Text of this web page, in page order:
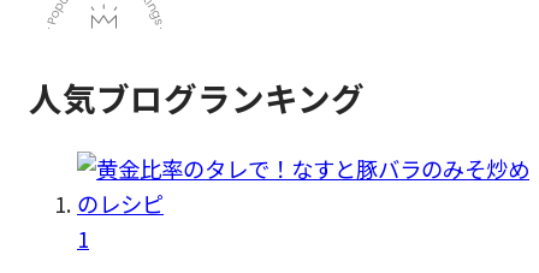
人気ブログランキング
1